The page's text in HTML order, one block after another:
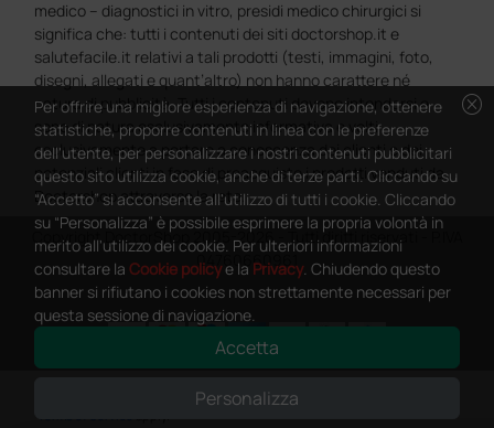
medico – diagnostici in vitro, presidi medico chirurgici si
significa che: tutti i contenuti dei siti doctorshop.it e
salutefacile.it relativi a tali prodotti (testi, immagini, foto,
disegni, allegati e quant’altro) non hanno carattere né
natura di pubblicità. Tutti i contenuti devono intendersi e
sono di natura esclusivamente informativa e volti
esclusivamente a portare a conoscenza dei clienti e dei
potenziali clienti in fase di preacquisto i prodotti venduti da
Doctorshop attraverso la rete.
Copyright DoctorShop 2005-2026 - Tutti diritti riservati - P.IVA
04760660961
This site is protected by reCAPTCHA and the Google
cancel
Per offrire una migliore esperienza di navigazione, ottenere
statistiche, proporre contenuti in linea con le preferenze
dell'utente, per personalizzare i nostri contenuti pubblicitari
questo sito utilizza cookie, anche di terze parti. Cliccando su
“Accetto” si acconsente all'utilizzo di tutti i cookie. Cliccando
su “Personalizza” è possibile esprimere la propria volontà in
merito all'utilizzo dei cookie. Per ulteriori informazioni
consultare la Cookie policye la Privacy. Chiudendo questo
banner si rifiutano i cookies non strettamente necessari per
questa sessione di navigazione.
Accetta
Personalizza